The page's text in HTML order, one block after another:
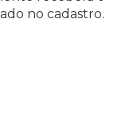
no cadastro.